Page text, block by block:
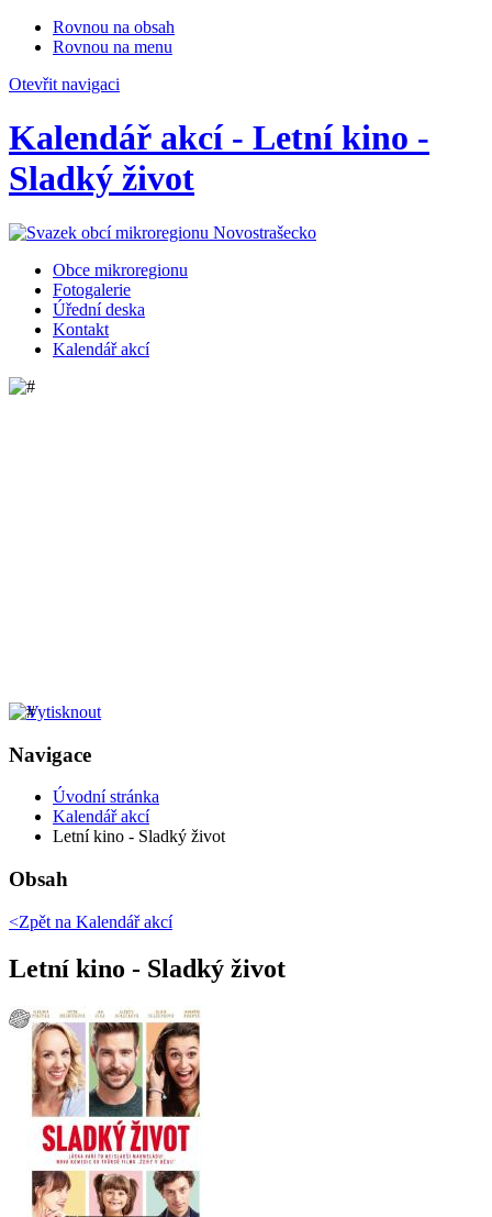
Rovnou na obsah
Rovnou na menu
Otevřit navigaci
Kalendář akcí - Letní kino -
Sladký život
Obce mikroregionu
Fotogalerie
Úřední deska
Kontakt
Kalendář akcí
Navigace
Úvodní stránka
Kalendář akcí
Letní kino - Sladký život
Obsah
<Zpět na Kalendář akcí
Letní kino - Sladký život